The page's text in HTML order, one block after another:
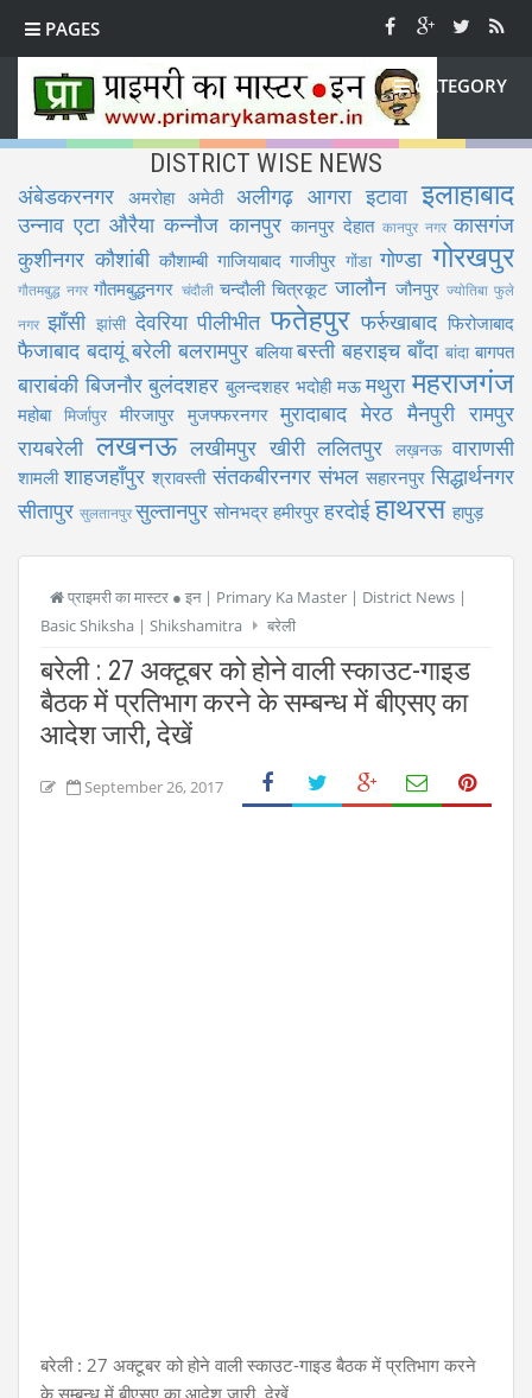
PAGES
CATEGORY
DISTRICT WISE NEWS
अंबेडकरनगर अमरोहा अमेठी अलीगढ़ आगरा इटावा इलाहाबाद
उन्नाव एटा औरैया कन्नौज कानपुर कानपुर देहात कानपुर नगर कासगंज
कुशीनगर कौशांबी कौशाम्बी गाजियाबाद गाजीपुर गोंडा गोण्डा गोरखपुर
गौतमबुद्ध नगर गौतमबुद्धनगर चंदौली चन्दौली चित्रकूट जालौन जौनपुर ज्योतिबा फुले
नगर झाँसी झांसी देवरिया पीलीभीत फतेहपुर फर्रुखाबाद फिरोजाबाद
फैजाबाद बदायूं बरेली बलरामपुर बलिया बस्ती बहराइच बाँदा बांदा बागपत
बाराबंकी बिजनौर बुलंदशहर बुलन्दशहर भदोही मऊ मथुरा महराजगंज
महोबा मिर्जापुर मीरजापुर मुजफ्फरनगर मुरादाबाद मेरठ मैनपुरी रामपुर
रायबरेली लखनऊ लखीमपुर खीरी ललितपुर लख़नऊ वाराणसी
शामली शाहजहाँपुर श्रावस्ती संतकबीरनगर संभल सहारनपुर सिद्धार्थनगर
सीतापुर सुलतानपुरसुल्तानपुर सोनभद्र हमीरपुर हरदोई हाथरस हापुड़
प्राइमरी का मास्टर ● इन | Primary Ka Master | District News |
Basic Shiksha | Shikshamitra
बरेली
बरेली : 27 अक्टूबर को होने वाली स्काउट-गाइड
बैठक में प्रतिभाग करने के सम्बन्ध में बीएसए का
आदेश जारी, देखें
September 26, 2017
बरेली : 27 अक्टूबर को होने वाली स्काउट-गाइड बैठक में प्रतिभाग करने
के सम्बन्ध में बीएसए का आदेश जारी, देखें